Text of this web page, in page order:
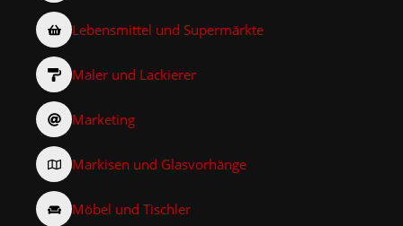
Lebensmittel und Supermärkte
Maler und Lackierer
Marketing
Markisen und Glasvorhänge
Möbel und Tischler